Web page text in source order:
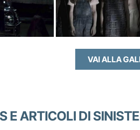
VAI ALLA
E ARTICOLI DI